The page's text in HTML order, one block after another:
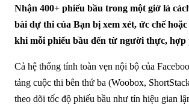
Nhận 400+ phiếu bầu trong một giờ là
bài dự thi của Bạn bị xem xét, ức chế
khi mỗi phiếu bầu đến từ người thực, hợp
Cả hệ thống tính toàn vẹn nội bộ của
tảng cuộc thi bên thứ ba (Woobox,
theo dõi tốc độ phiếu bầu như tín hiệu gian